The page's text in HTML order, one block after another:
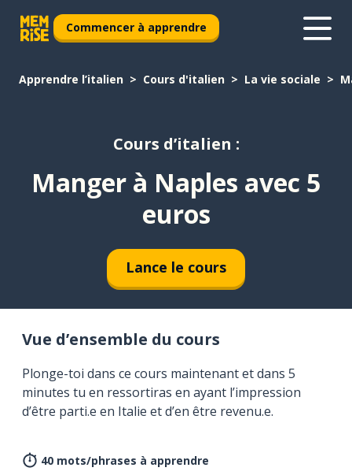
Commencer à apprendre
Apprendre l’italien Cours d'italien La vie sociale
Cours d’italien :
Manger à Naples avec 5
euros
Lance le cours
Vue d’ensemble du cours
Plonge-toi dans ce cours maintenant et dans 5
minutes tu en ressortiras en ayant l’impression
d’être parti.e en Italie et d’en être revenu.e.
40 mots/phrases à apprendre